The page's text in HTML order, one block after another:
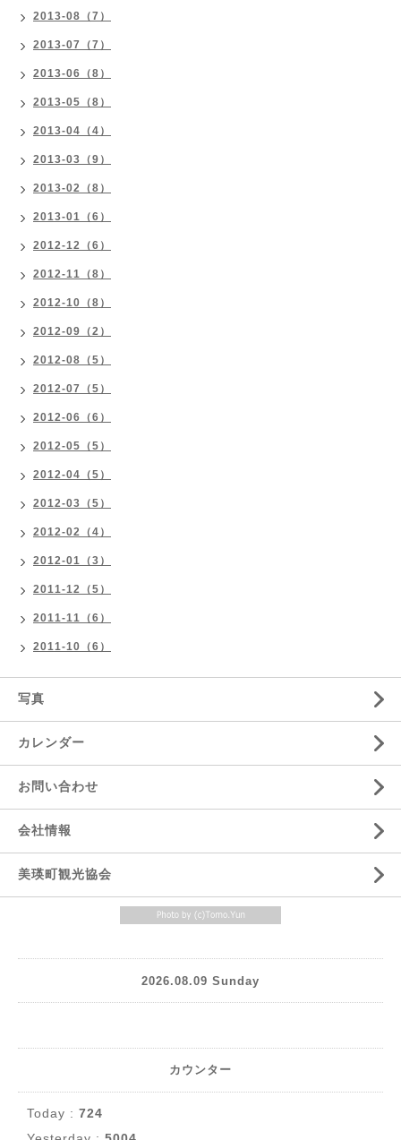
2013-08（7）
2013-07（7）
2013-06（8）
2013-05（8）
2013-04（4）
2013-03（9）
2013-02（8）
2013-01（6）
2012-12（6）
2012-11（8）
2012-10（8）
2012-09（2）
2012-08（5）
2012-07（5）
2012-06（6）
2012-05（5）
2012-04（5）
2012-03（5）
2012-02（4）
2012-01（3）
2011-12（5）
2011-11（6）
2011-10（6）
写真
カレンダー
お問い合わせ
会社情報
美瑛町観光協会
2026.08.09 Sunday
カウンター
Today : 724